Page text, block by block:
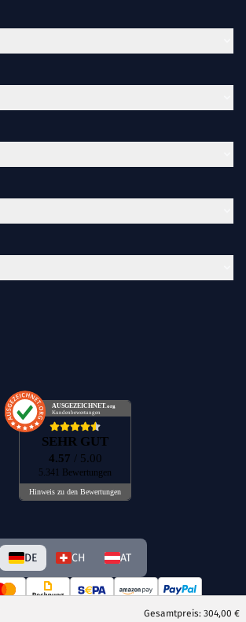
Gesamtpreis: 304,00 €
AUSGEZEICHNET .org
Kundenbewertungen
SEHR GUT
4.57 / 5.00
5.341 Bewertungen
Hinweis zu den Bewertungen
DE CH AT